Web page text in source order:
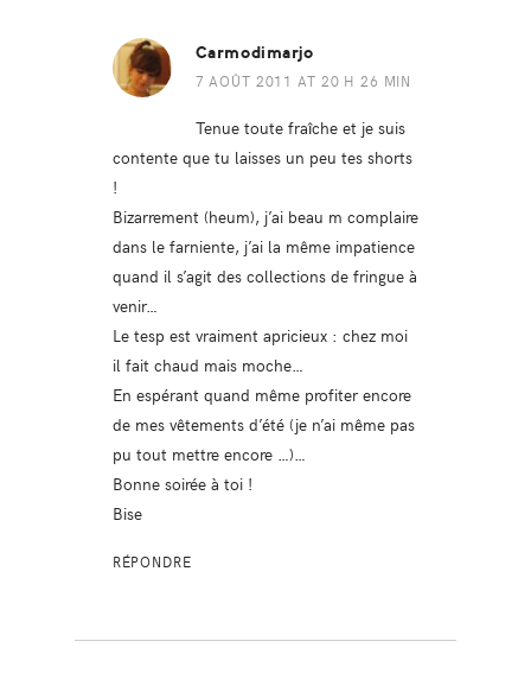
Carmodimarjo
7 AOÛT 2011 AT 20 H 26 MIN
Tenue toute fraîche et je suis
contente que tu laisses un peu tes shorts
!
Bizarrement (heum), j’ai beau m complaire
dans le farniente, j’ai la même impatience
quand il s’agit des collections de fringue à
venir…
Le tesp est vraiment apricieux : chez moi
il fait chaud mais moche…
En espérant quand même profiter encore
de mes vêtements d’été (je n’ai même pas
pu tout mettre encore …)…
Bonne soirée à toi !
Bise
RÉPONDRE